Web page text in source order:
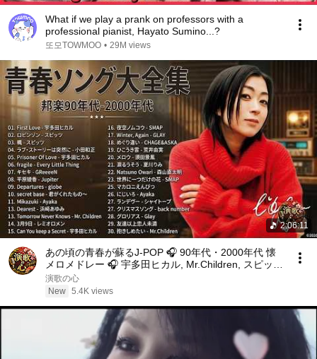
What if we play a prank on professors with a
professional pianist, Hayato Sumino...?
또모TOWMOO • 29M views
2:06:11
あの頃の青春が蘇るJ-POP 🎧 90年代・2000年代 懐
メロメドレー 🎧 宇多田ヒカル, Mr.Children, スピッ
ツ, aiko, GReeeeN
演歌の心
New 5.4K views